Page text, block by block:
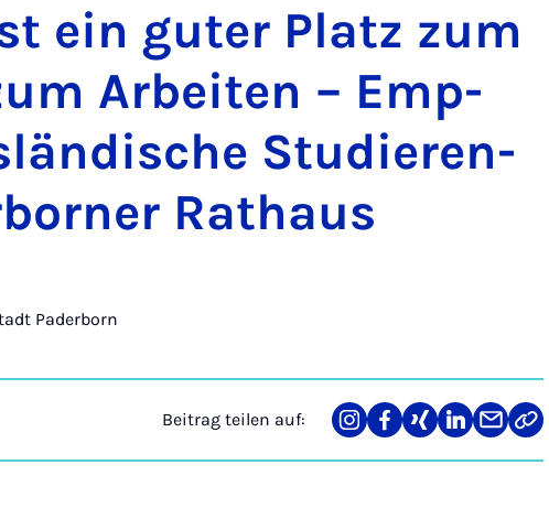
ein gu­ter Platz zum
Ar­bei­ten – Emp­
Stu­die­ren­
Rat­haus
Paderborn
Beitrag teilen auf:
Teilen
auf
Teilen
auf
Teilen
auf
Teilen
auf
Teilen
über
Link